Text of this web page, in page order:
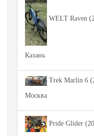
WELT Raven
Казань
Trek Marlin 6
Москва
Pride Glider